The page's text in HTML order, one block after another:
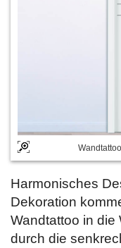
Harmonisches
Dekoration
Wandtattoo in
durch die